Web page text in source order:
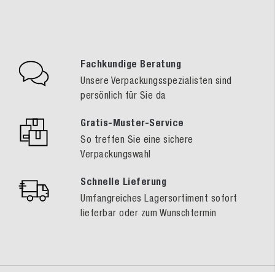
Fachkundige Beratung
Unsere Verpackungsspezialisten sind
persönlich für Sie da
Gratis-Muster-Service
So treffen Sie eine sichere
Verpackungswahl
Schnelle Lieferung
Umfangreiches Lagersortiment sofort
lieferbar oder zum Wunschtermin